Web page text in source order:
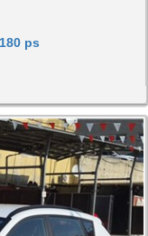
ps